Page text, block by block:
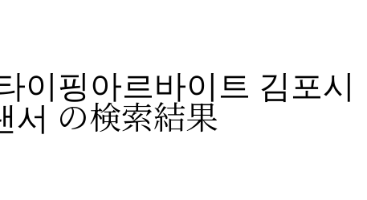
이핑아르바이트 김포시
서 の検索結果